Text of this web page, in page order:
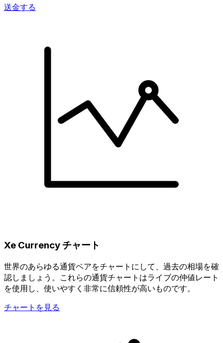
送金する
Xe Currency チャート
世界のあらゆる通貨ペアをチャートにして、過去の相場を確
認しましょう。これらの通貨チャートはライブの仲値レート
を使用し、使いやすく非常に信頼性が高いものです。
チャートを見る